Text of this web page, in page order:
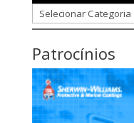
Categorias
Patrocínios